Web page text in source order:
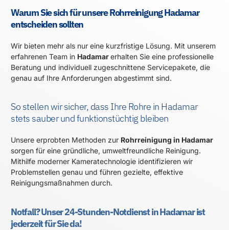
Warum Sie sich für unsere Rohrreinigung Hadamar
entscheiden sollten
Wir bieten mehr als nur eine kurzfristige Lösung. Mit unserem
erfahrenen Team in Hadamarerhalten Sie eine professionelle
Beratung und individuell zugeschnittene Servicepakete, die
genau auf Ihre Anforderungen abgestimmt sind.
So stellen wir sicher, dass Ihre Rohre in Hadamar
stets sauber und funktionstüchtig bleiben
Unsere erprobten Methoden zur Rohrreinigung in Hadamar
sorgen für eine gründliche, umweltfreundliche Reinigung.
Mithilfe moderner Kameratechnologie identifizieren wir
Problemstellen genau und führen gezielte, effektive
Reinigungsmaßnahmen durch.
Notfall? Unser 24-Stunden-Notdienst in Hadamar ist
jederzeit für Sie da!